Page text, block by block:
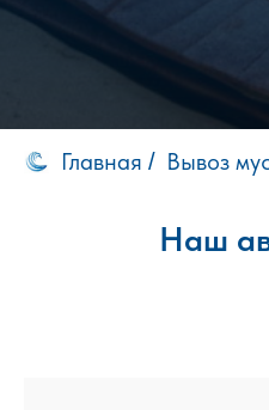
Главная / Вывоз
Наш